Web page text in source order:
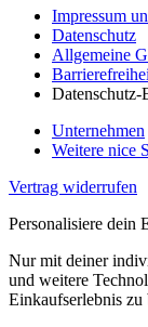
Impressum
Datenschutz
Allgemeine
Datenschutz-
Unternehmen
Weitere nice
Vertrag widerrufen
Personalisiere dein
Nur mit deiner
und weitere
Einkaufserlebnis zu